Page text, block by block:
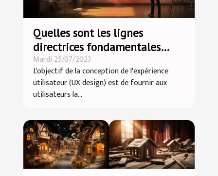
Quelles sont les lignes
directrices fondamentales
pour créer une UX design
positive ?
Mardi 25/07/2023
L'objectif de la conception de l'expérience
utilisateur (UX design) est de fournir aux
utilisateurs la...